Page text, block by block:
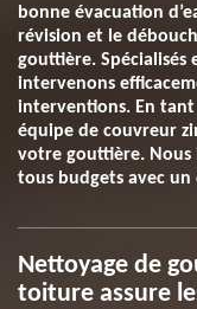
bonne évacuation
révision et le
gouttière. Spécialisés
intervenons
interventions. En
équipe de couvreur
votre gouttière.
tous budgets avec
Nettoyage de
toiture assure